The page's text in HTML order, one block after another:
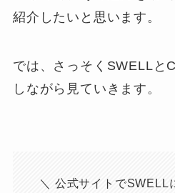
紹介したいと思います。
では、さっそくSWELLと
しながら見ていきます。
＼ 公式サイトでSWELL